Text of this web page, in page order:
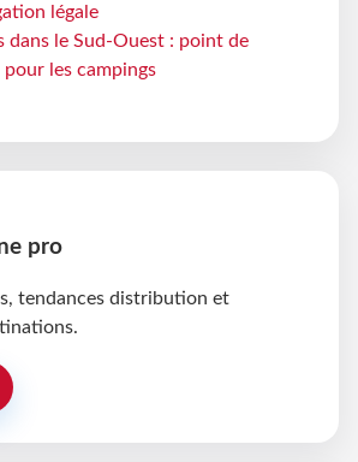
légale
dans le Sud-Ouest : point de
les campings
pro
tendances distribution et